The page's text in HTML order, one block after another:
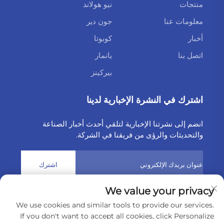
منتجات
معلومات عنا
أخبار
اتصل بنا
نيو هولاند
جون دير
كوبوتا
يانمار
بيركينز
اشترك في النشرة الإخبارية لدينا
انضم إلى نشرتنا الإخبارية لتلقي أحدث أخبار الصناعة
والتحديثات والرؤى من فريقنا في الشركة.
اشترك
حقوق النشر © 2025 بواسطة شركة Weltake للواردات والصادرات
المحدودةسياسة الخصوصية
We value your privacy
We use cookies and similar tools to provide our services.
If you don't want to accept all cookies, click Personalize